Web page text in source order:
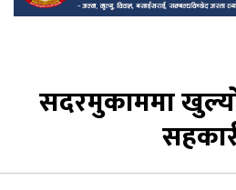
सदरमुकाममा